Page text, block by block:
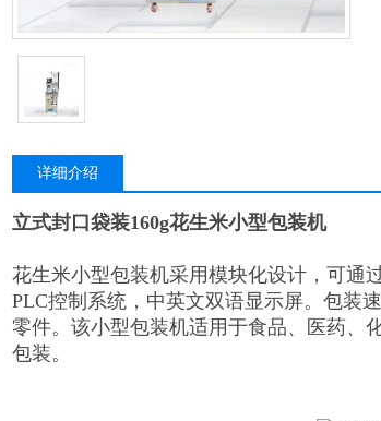
详细介绍
立式封口袋装160g花生米小型包装机
花生米小型包装机采用模块化设计，可通
PLC控制系统，中英文双语显示屏。包装
零件。该小型包装机适用于食品、医药、
包装。